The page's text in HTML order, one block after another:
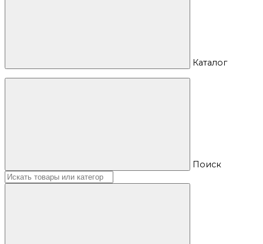
Каталог
Поиск